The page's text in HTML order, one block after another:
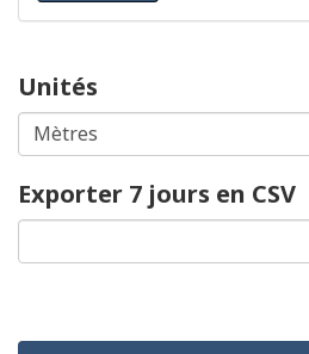
Unités
Exporter 7 jours en CSV